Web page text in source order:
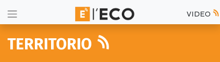
VIDEO
TERRITORIO